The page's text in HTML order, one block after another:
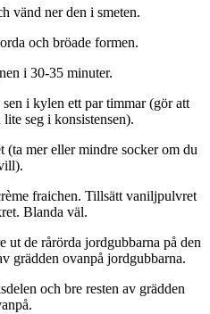
vänd ner den i smeten.
och bröade formen.
i 30-35 minuter.
i kylen ett par timmar (gör att
seg i konsistensen).
(ta mer eller mindre socker om du
fraichen. Tillsätt vaniljpulvret
Blanda väl.
ut de rårörda jordgubbarna på den
grädden ovanpå jordgubbarna.
och bre resten av grädden